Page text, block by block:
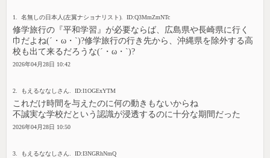
1. 名無しの日本人(左翼ナショナリスト). ID:Q3MmZmNTc
修学旅行の『平和学習』が必要ならば、広島県や長崎県に行く
巾だよね(´・ω・`)?修学旅行の行き先から、沖縄県を除外する高
校も出て来るだろうな(´・ω・`)?
2026年04月28日 10:42
2. もえるななしさん. ID:I1OGExYTM
これだけ時間を与えたのに何の動きもないからね
不誠実な学校だという認識が浸透するのに十分な期間だった
2026年04月28日 10:50
3. もえるななしさん. ID:I3NGRhNmQ